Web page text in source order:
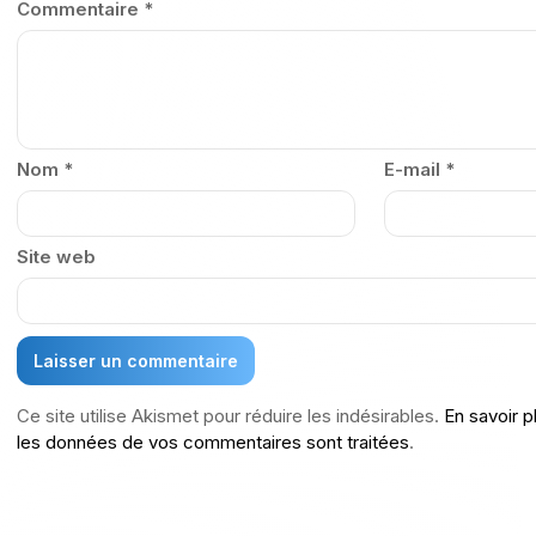
Commentaire *
Nom * E-mail *
Site web
Ce site utilise Akismet pour réduire les indésirables. En savoir
les données de vos commentaires sont traitées.